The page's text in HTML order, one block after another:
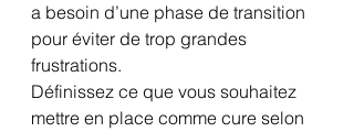
a besoin d’une phase de transition
pour éviter de trop grandes
frustrations.
Définissez ce que vous souhaitez
mettre en place comme cure selon